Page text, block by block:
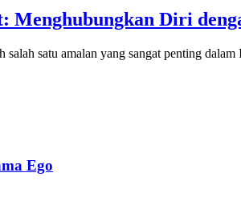
Menghubungkan Diri
salah satu amalan yang sangat penting
Ego